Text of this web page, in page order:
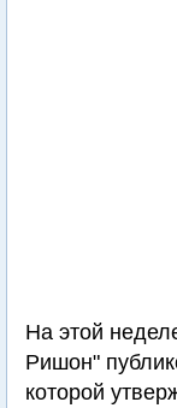
На этой
Ришон"
которой